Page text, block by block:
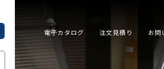
電子カタログ 注文見積り お問